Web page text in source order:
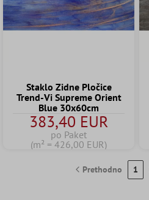
Staklo Zidne Pločice
Trend-Vi Supreme Orient
Blue 30x60cm
383,40 EUR
po Paket
(m² = 426,00 EUR)
Prethodno 1